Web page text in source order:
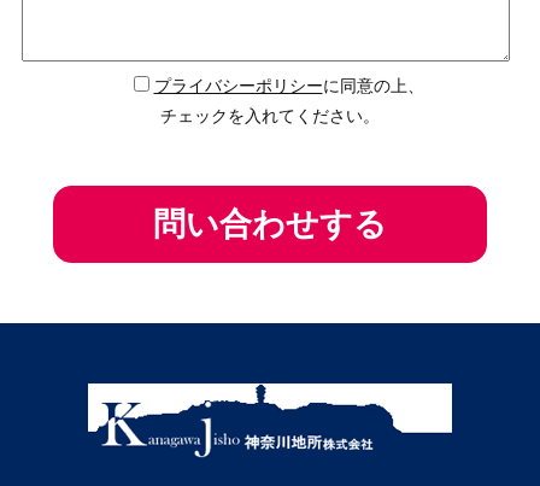
プライバシーポリシーに同意の上、
チェックを入れてください。